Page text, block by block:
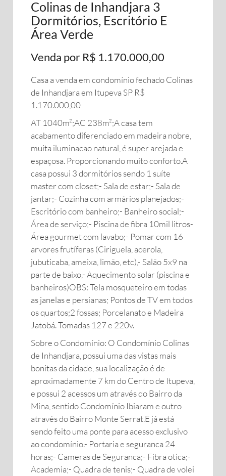
Colinas de Inhandjara 3
Dormitórios, Escritório E
Área Verde
Venda por R$ 1.170.000,00
Casa a venda em condomínio fechado Colinas
de Inhandjara em Itupeva SP R$
1.170.000,00
AT 1040m²;AC 238m²;A casa tem
acabamento diferenciado em madeira nobre,
muita iluminacao natural, é super arejada e
espaçosa. Proporcionando muito conforto.A
casa possui 3 dormitórios sendo 1 suíte
master com closet;- Sala de estar;- Sala de
jantar;- Cozinha com armários planejados;-
Escritório com banheiro;- Banheiro social;-
Área de serviço;- Piscina de fibra 10mil litros-
Área gourmet com lavabo;- Pomar com 16
arvores frutíferas (Ciriguela, acerola,
jubuticaba, ameixa, limão, etc),- Salão 5x9 na
parte de baixo,- Aquecimento solar (piscina e
banheiros)OBS: Tela mosqueteiro em todas
as janelas e persianas; Pontos de TV em todos
os quartos;2 fossas; Porcelanato e Madeira
Jatobá. Tomadas 127 e 220v.
Sobre o Condomínio: O Condomínio Colinas
de Inhandjara, possui uma das vistas mais
bonitas da cidade, sua localização é de
aproximadamente 7 km do Centro de Itupeva,
e possui 2 acessos um através do Bairro da
Mina, sentido Condomínio Ibiaram e outro
através do Bairro Monte Serrat.E já está
sendo feito uma ponte para acesso exclusivo
ao condomínio.- Portaria e seguranca 24
horas;- Cameras de Seguranca;- Fibra otica;-
Academia;- Quadra de tenis;- Quadra de volei